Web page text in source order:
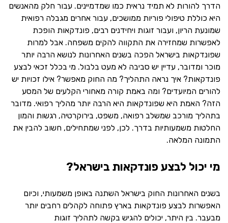
הדרך להורות לא תמיד נראית כמו שמדמיינים. עבור חלק מהאנשים
היא כוללת טיפולי פוריות ממושכים, עבור אחרים מגבלה רפואית
שמונעת הריון, ועבור זוגות ויחידנים רבים, פונדקאות הופכת
לאפשרות שמחזירה את התקווה להקים משפחה. אבל למרות
שפונדקאות בישראל הפכה בשנים האחרונות לנושא הרבה יותר
מוכר ומדובר, עדיין יש סביבה לא מעט בלבול. מי בכלל זכאי לבצע
פונדקאות? איך נראה התהליך? מה החוק מאפשר? אילו זכויות יש
להורים המיועדים? ומה באמת קורה מאחורי הקלעים של המסע
הזה? האמת היא שפונדקאות היא הרבה יותר מהליך רפואי. מדובר
בתהליך מורכב שמשלב רפואה, משפט, בירוקרטיה, רגשות והמון
החלטות משמעותיות בדרך. לכן, לפני שמתחילים, חשוב להבין את
התמונה המלאה.
מי יכול לבצע פונדקאות בישראל?
בשנים האחרונות החוק בישראל השתנה באופן משמעותי, וכיום
האפשרות לבצע פונדקאות בארץ פתוחה לקהלים רחבים יותר
מבעבר. בין היתר, יכולים להגיש בקשה לתהליך זוגות